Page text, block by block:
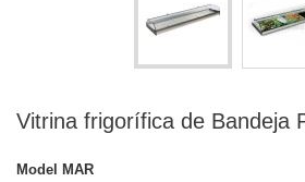
Vitrina frigorífica de Bandeja
Model
MAR